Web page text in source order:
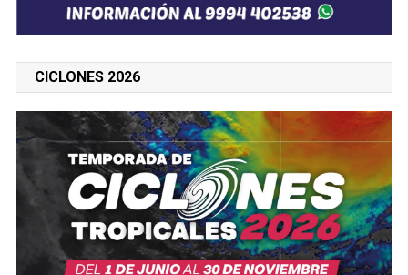
CICLONES 2026